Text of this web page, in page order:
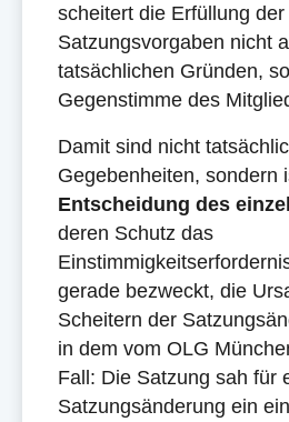
scheitert die Erfüllung der
Satzungsvorgaben nicht
tatsächlichen Gründen,
Gegenstimme des
Damit sind nicht
Gegebenheiten, sondern
Entscheidung des
deren Schutz das
gerade bezweckt, die
Scheitern der
in dem vom OLG
Fall: Die Satzung sah für
Satzungsänderung ein